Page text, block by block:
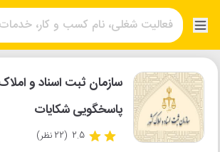
سازمان ثبت اسناد و
پاسخگویی شکایات
2.5 (22 نظر)